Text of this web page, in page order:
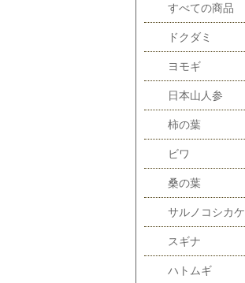
すべての商品
ドクダミ
ヨモギ
日本山人参
柿の葉
ビワ
桑の葉
サルノコシカケ
スギナ
ハトムギ